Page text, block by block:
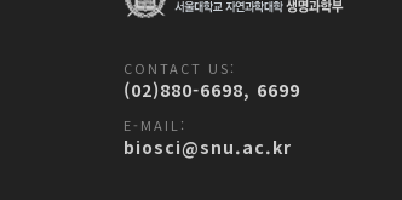
CONTACT US:
(02)880-6698, 6699
E-MAIL:
biosci@snu.ac.kr